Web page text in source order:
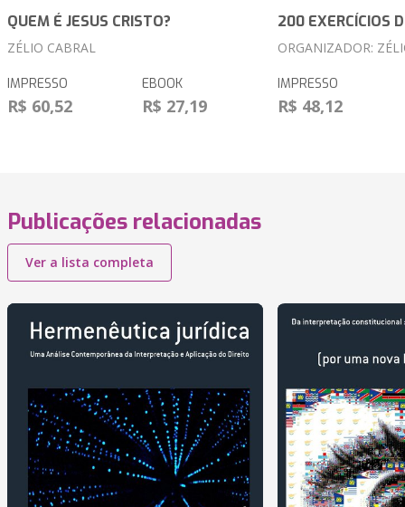
QUEM É JESUS CRISTO?
ZÉLIO CABRAL
IMPRESSO
R$ 60,52
EBOOK
R$ 27,19
200 EXERCÍCIOS
ORGANIZADOR:
IMPRESSO
R$ 48,12
Publicações relacionadas
Ver a lista completa